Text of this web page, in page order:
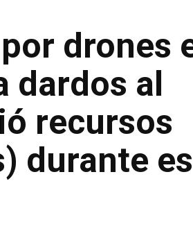
drones
dardos al
recursos
durante